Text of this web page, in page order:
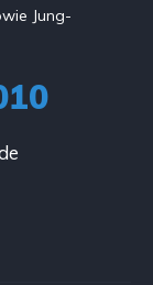
Jung-